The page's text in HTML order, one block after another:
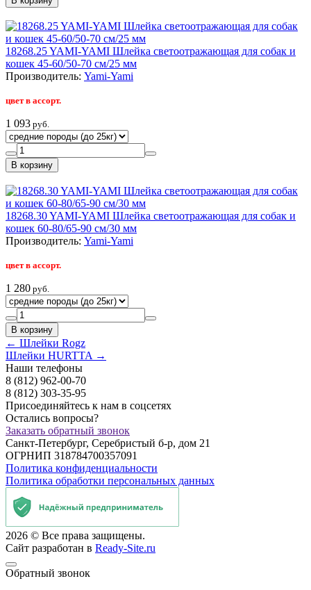
18268.25 YAMI-YAMI Шлейка светоотражающая для собак и
кошек 45-60/50-70 см/25 мм
Производитель: Yami-Yami
цвет в ассорт.
1 093 руб.
18268.30 YAMI-YAMI Шлейка светоотражающая для собак и
кошек 60-80/65-90 см/30 мм
Производитель: Yami-Yami
цвет в ассорт.
1 280 руб.
← Шлейки Rogz
Шлейки HURTTA →
Наши телефоны
8 (812) 962-00-70
8 (812) 303-35-95
Присоединяйтесь к нам в соцсетях
Остались вопросы?
Заказать обратный звонок
Санкт-Петербург, Серебристый б-р, дом 21
ОГРНИП 318784700357091
Политика конфиденциальности
Политика обработки персональных данных
2026 © Все права защищены.
Сайт разработан в Ready-Site.ru
Обратный звонок